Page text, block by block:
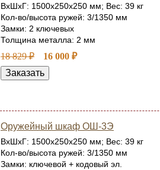
ВхШхГ: 1500x250x250 мм; Вес: 39 кг
Кол-во/высота ружей: 3/1350 мм
Замки: 2 ключевых
Толщина металла: 2 мм
18 829 ₽ 16 000 ₽
Оружейный шкаф ОШ-3Э
ВхШхГ: 1500x250x250 мм; Вес: 39 кг
Кол-во/высота ружей: 3/1350 мм
Замки: ключевой + кодовый эл.